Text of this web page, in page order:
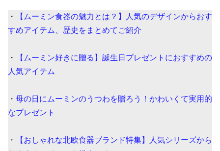
・
【ムーミン食器の魅力とは？】人気のデザインからおす
すめアイテム、歴史をまとめてご紹介
・
【ムーミン好きに贈る】誕生日プレゼントにおすすめの
人気アイテム
・ 母の日にムーミンのうつわを贈ろう！かわいくて実用的
なプレゼント
・
【おしゃれな北欧食器ブランド特集】人気シリーズから